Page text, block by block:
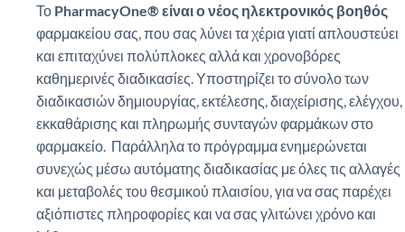
Το PharmacyOne®είναι ο νέος ηλεκτρονικός βοηθός
φαρμακείου σας, που σας λύνει τα χέρια γιατί απλουστεύει
και επιταχύνει πολύπλοκες αλλά και χρονοβόρες
καθημερινές διαδικασίες. Υποστηρίζει το σύνολο των
διαδικασιών δημιουργίας, εκτέλεσης, διαχείρισης, ελέγχου,
εκκαθάρισης και πληρωμής συνταγών φαρμάκων στο
φαρμακείο. Παράλληλα το πρόγραμμα ενημερώνεται
συνεχώς μέσω αυτόματης διαδικασίας με όλες τις αλλαγές
και μεταβολές του θεσμικού πλαισίου, για να σας παρέχει
αξιόπιστες πληροφορίες και να σας γλιτώνει χρόνο και